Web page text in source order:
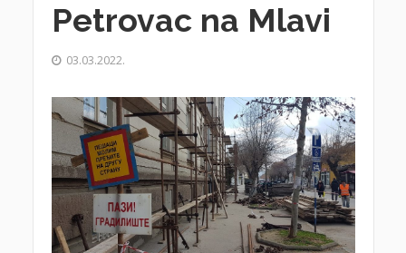
Petrovac na Mlavi
03.03.2022.